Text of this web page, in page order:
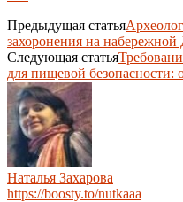
Предыдущая статья
захоронения на
Следующая статья
для пищевой безопасности:
Наталья Захарова
https://boosty.to/nutkaaa